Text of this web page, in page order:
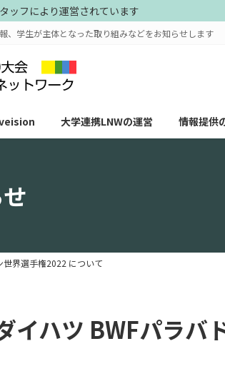
ッフにより運営されています
、学生が主体となった取り組みなどをお知らせします
大学連携LNWの運営 情報提供
世界選手権2022 について
イハツ BWFパラバ